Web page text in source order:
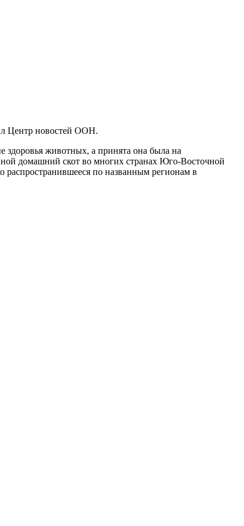
Центр новостей ООН.
здоровья животных, а принята она была на
домашний скот во многих странах Юго-Восточной
по названным регионам в